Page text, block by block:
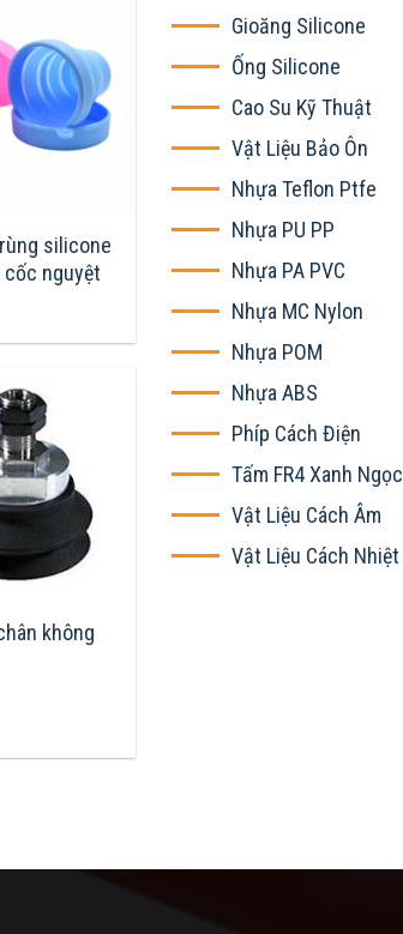
silicone
nguyệt
không
Gioăng Silicone
Ống Silicone
Cao Su Kỹ Thuật
Vật Liệu Bảo Ôn
Nhựa Teflon Ptfe
Nhựa PU PP
Nhựa PA PVC
Nhựa MC Nylon
Nhựa POM
Nhựa ABS
Phíp Cách Điện
Tấm FR4 Xanh Ngọc
Vật Liệu Cách Âm
Vật Liệu Cách Nhiệt